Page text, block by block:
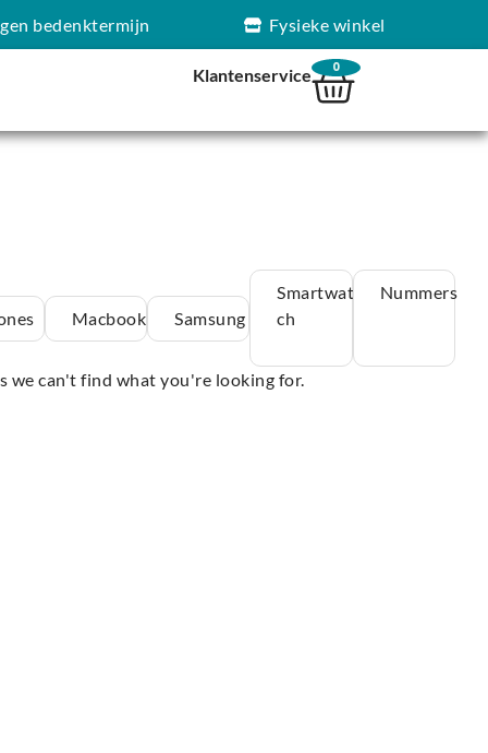
bedenktermijn Fysieke winkel
Klantenservice 0
Macbook Samsung
Smartwat
ch
Nummers
we can't find what you're looking for.